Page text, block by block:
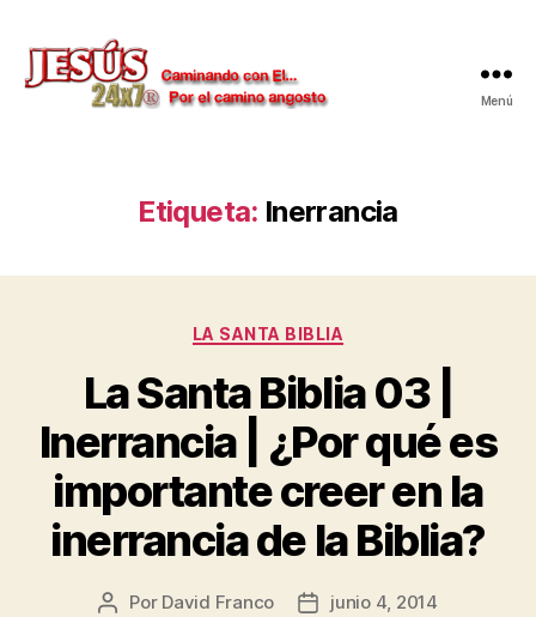
Menú
Etiqueta: Inerrancia
Categorías
LA SANTA BIBLIA
La Santa Biblia 03 |
Inerrancia | ¿Por qué es
importante creer en la
inerrancia de la Biblia?
Autor
Por David Franco
Fechajunio 4, 2014